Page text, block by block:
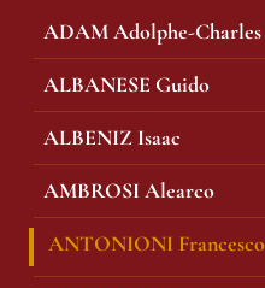
ADAM Adolphe-Charles
ALBANESE Guido
ALBENIZ Isaac
AMBROSI Alearco
ANTONIONI Francesco